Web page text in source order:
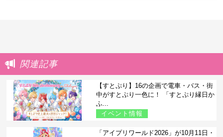
関連記事
【すとぷり】16の企画で電車・バス・街
中がすとぷり一色に！ 「すとぷり縁日か
ふ...
イベント情報
「アイプリワールド2026」が10月11日・